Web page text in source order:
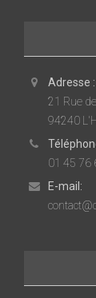
Adresse :
21 Rue
94240
01 45 76
E-mail: